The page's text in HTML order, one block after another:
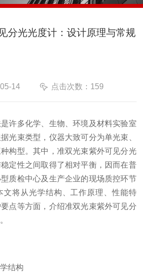
分光光度计：设计原理与常规
14 点击次数：159
许多化学、生物、环境及材料实验室
光束类型，仪器大致可分为单光束、
构型。其中，准双光束紫外可见分光
定性之间取得了相对平衡，因而在普
质检中心及生产企业的现场质控环节
文将从光学结构、工作原理、性能特
点等方面，介绍准双光束紫外可见分
结构